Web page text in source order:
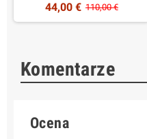
44,00 € 110,00 €
Komentarze
Ocena